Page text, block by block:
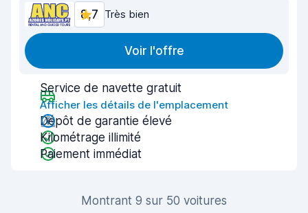
8,7 Très bien
Voir l'offre
Service de navette gratuit
Afficher les détails de l'emplacement
Dépôt de garantie élevé
Kilométrage illimité
Paiement immédiat
Montrant 9 sur 50 voitures